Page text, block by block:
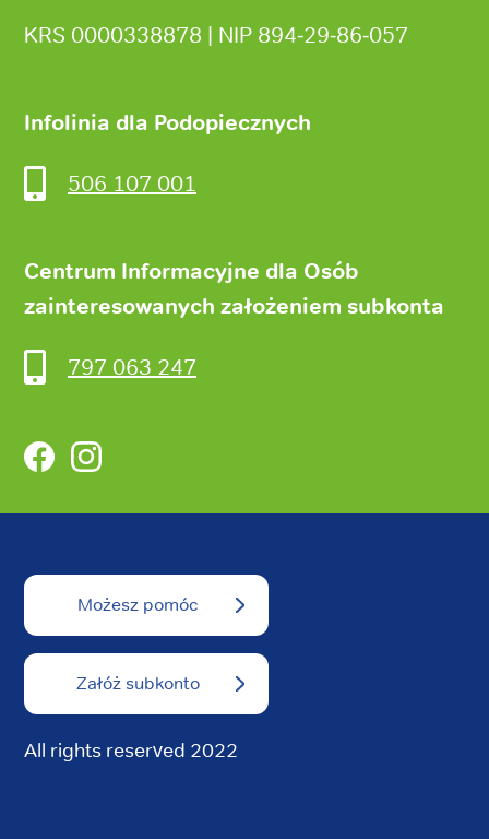
KRS 0000338878 | NIP 894‑29‑86‑057
Infolinia dla Podopiecznych
506 107 001
Centrum Informacyjne dla Osób
zainteresowanych założeniem subkonta
797 063 247
FacebookInstagram
Możesz pomóc
Załóż subkonto
All rights reserved 2022